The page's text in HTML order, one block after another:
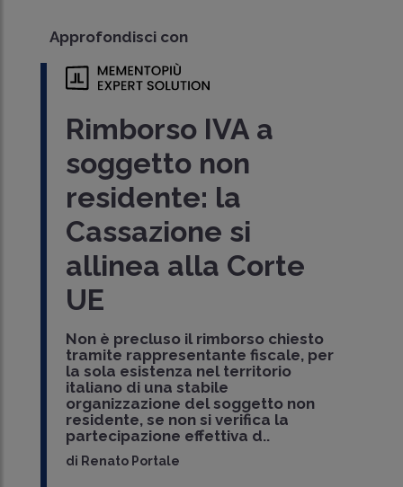
Approfondisci con
Rimborso IVA a
soggetto non
residente: la
Cassazione si
allinea alla Corte
UE
Non è precluso il rimborso chiesto
tramite rappresentante fiscale, per
la sola esistenza nel territorio
italiano di una stabile
organizzazione del soggetto non
residente, se non si verifica la
partecipazione effettiva d..
di Renato Portale